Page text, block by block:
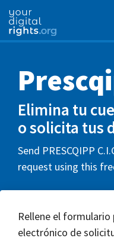
Elimina tu
o solicita tus
Send PRESCQIPP
request using this
Rellene el formulario
electrónico de